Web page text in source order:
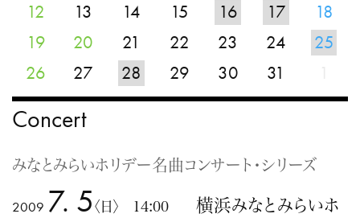
12
13 14 15 16 17
18
19
20 21 22 23 24
25
26
27 28 29 30 31
Concert
みなとみらいホリデー名曲コンサート・シリーズ
2009 7. 5 〈日〉 14:00 横浜みなとみらいホ